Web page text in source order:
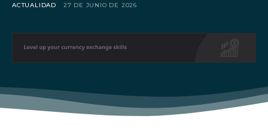
out!
ACTUALIDAD 27 DE JUNIO DE 2026